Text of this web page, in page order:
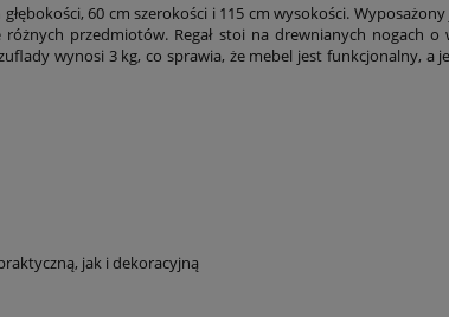
60 cm szerokości i 115 cm wysokości.
przedmiotów. Regał stoi na drewnianych nogach o
wynosi 3 kg, co sprawia, że mebel jest funkcjonalny, a
jak i dekoracyjną